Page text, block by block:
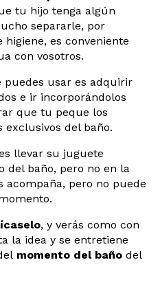
tu hijo tenga algún
separarle, por
es conveniente
con vosotros.
puedes usar es adquirir
e ir incorporándolos
que tu peque los
del baño.
llevar su juguete
del baño, pero no en la
acompaña, pero no puede
, y verás como con
la idea y se entretiene
momento del baño del